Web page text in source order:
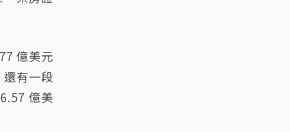
億美元
有一段
億美